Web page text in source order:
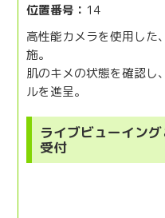
位置番号： 14
高性能カメラを使用した
施。
肌のキメの状態を確認し
ルを進呈。
ライブビューイン
受付